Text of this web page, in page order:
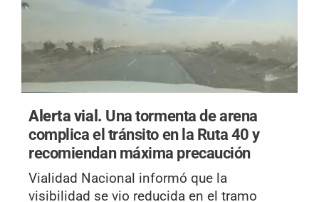
Alerta vial. Una tormenta de arena
complica el tránsito en la Ruta 40 y
recomiendan máxima precaución
Vialidad Nacional informó que la
visibilidad se vio reducida en el tramo